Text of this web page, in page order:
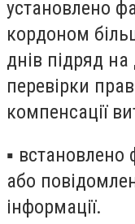
установлено
кордоном
днів підряд
перевірки
компенсації
▪ встановлено
або
інформації.